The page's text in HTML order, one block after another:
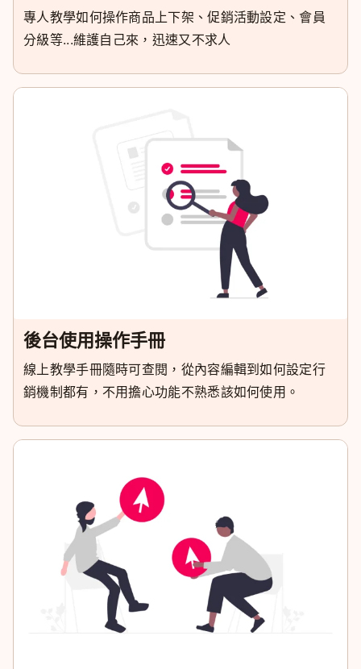
專人教學如何操作商品上下架、促銷活動設定、會員
分級等...維護自己來，迅速又不求人
後台使用操作手冊
線上教學手冊隨時可查閱，從內容編輯到如何設定行
銷機制都有，不用擔心功能不熟悉該如何使用。